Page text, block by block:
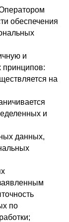
обеспечения
и
принципов:
на
и
данных,
по